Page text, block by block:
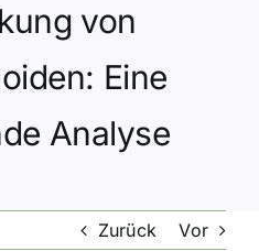
von
Eine
Analyse
Zurück Vor